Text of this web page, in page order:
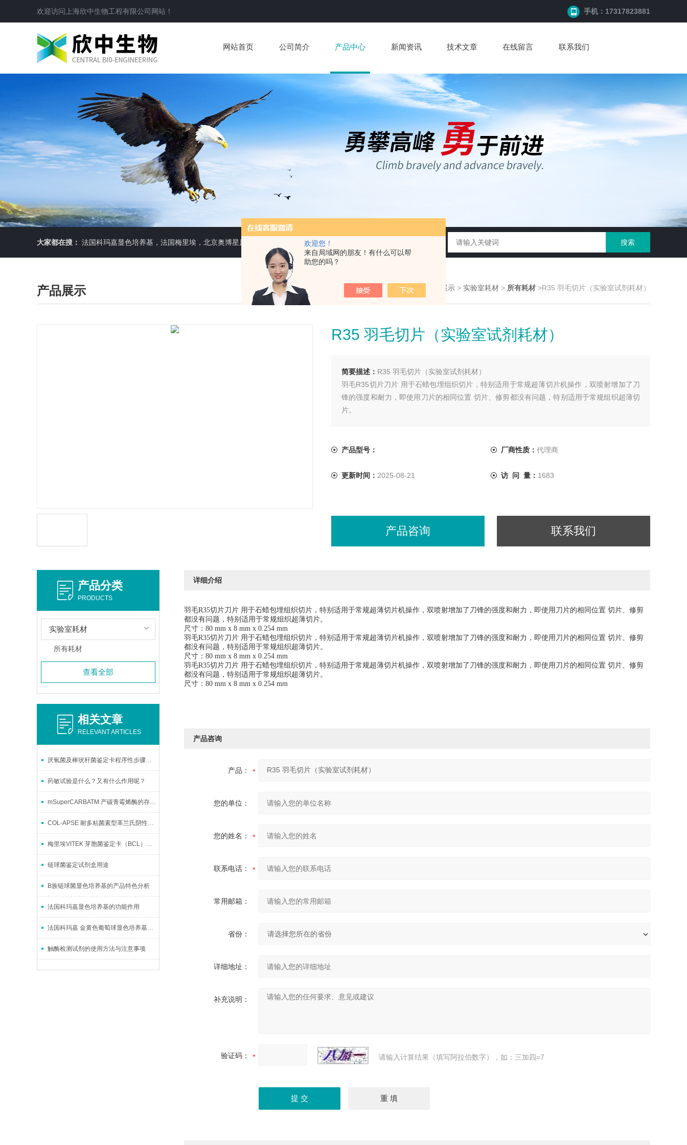
欢迎您！
来自局域网的朋友！有什么可以帮
助您的吗？
欢迎访问 上海欣中生物工程有限公司 网站！ 手机：17317823881
网站首页 公司简介 产品中心 新闻资讯 技术文章 在线留言 联系我们
大家都在搜： 法国科玛嘉显色培养基，法国梅里埃，北京奥博星原料培养基，英国OXOID，意大利利飞驰E-TEXT药敏纸条，COPAN运送培养基，即用性平板（血琼脂平板,Baird-Parker琼脂平板等），药典平板（TSA，SDA等）
产品展示 您现在的位置： >首页 产品展示 > 实验室耗材 > 所有耗材 >R35 羽毛切片（实验室试剂耗材）
R35 羽毛切片（实验室试剂耗材）
简要描述： R35 羽毛切片（实验室试剂耗材）
羽毛R35切片刀片 用于石蜡包埋组织切片，特别适用于常规超薄切片机操作，双喷射增加了刀
锋的强度和耐力，即使用刀片的相同位置 切片、修剪都没有问题，特别适用于常规组织超薄切
片。
产品型号： 厂商性质： 代理商
更新时间： 2025-08-21 访 问 量： 1683
产品咨询 联系我们
产品分类
PRODUCTS
实验室耗材
所有耗材
查看全部
相关文章
RELEVANT ARTICLES
厌氧菌及棒状杆菌鉴定卡程序性步骤讲解
药敏试验是什么？又有什么作用呢？
mSuperCARBATM 产碳青霉烯酶的存储与运输
COL-APSE 耐多粘菌素型革兰氏阴性菌适应性耐药的临床困境与突破
梅里埃VITEK 芽胞菌鉴定卡（BCL）的使用方法
链球菌鉴定试剂盒用途
B族链球菌显色培养基的产品特色分析
法国科玛嘉显色培养基的功能作用
法国科玛嘉 金黄色葡萄球显色培养基使用说明
触酶检测试剂的使用方法与注意事项
详细介绍
羽毛R35切片刀片 用于石蜡包埋组织切片，特别适用于常规超薄切片机操作，双喷射增加了刀锋的强度和耐力，即使用刀片的相同位置 切片、修剪
都没有问题，特别适用于常规组织超薄切片。
尺寸：80 mm x 8 mm x 0.254 mm
羽毛R35切片刀片 用于石蜡包埋组织切片，特别适用于常规超薄切片机操作，双喷射增加了刀锋的强度和耐力，即使用刀片的相同位置 切片、修剪
都没有问题，特别适用于常规组织超薄切片。
尺寸：80 mm x 8 mm x 0.254 mm
羽毛R35切片刀片 用于石蜡包埋组织切片，特别适用于常规超薄切片机操作，双喷射增加了刀锋的强度和耐力，即使用刀片的相同位置 切片、修剪
都没有问题，特别适用于常规组织超薄切片。
尺寸：80 mm x 8 mm x 0.254 mm
产品咨询
产品：
您的单位：
您的姓名：
联系电话：
常用邮箱：
省份：
详细地址：
补充说明：
验证码： 请输入计算结果（填写阿拉伯数字），如：三加四=7